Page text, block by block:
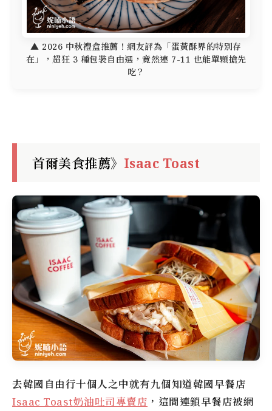
▲ 2026 中秋禮盒推薦！網友評為「蛋黃酥界的特別存
在」，超狂 3 種包裝自由選，竟然連 7-11 也能單顆搶先
吃？
首爾美食推薦》 Isaac Toast
去韓國自由行十個人之中就有九個知道韓國早餐店
Isaac Toast奶油吐司專賣店 ，這間連鎖早餐店被網